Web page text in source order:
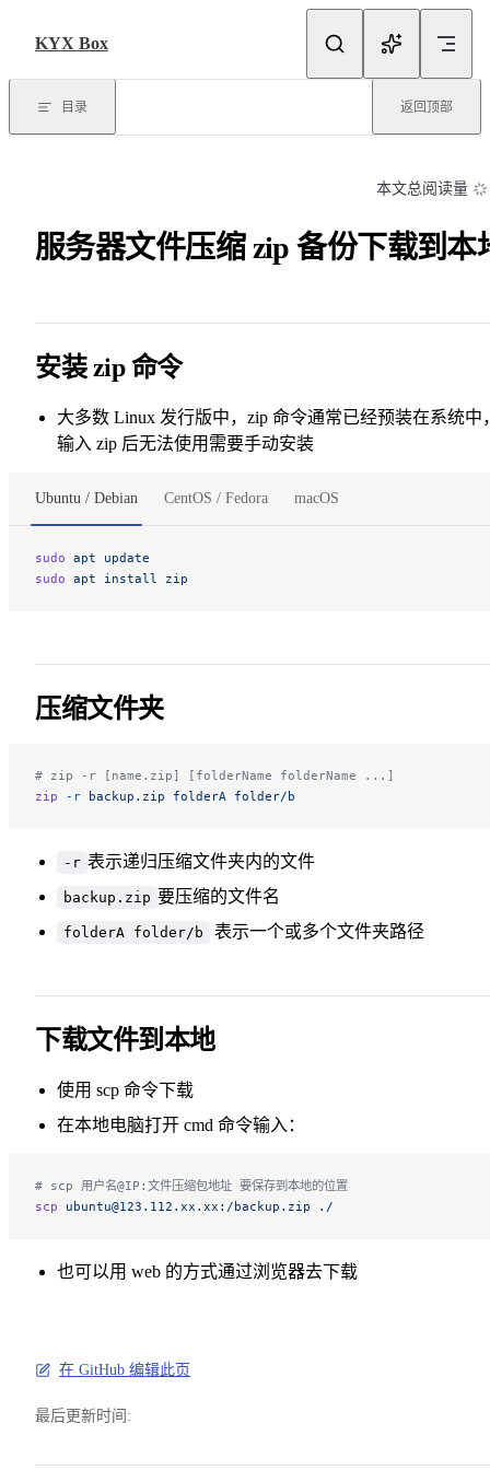
KYX Box
目录 返回顶部
本文总阅读量
服务器文件压缩 zip 备份下载到本
安装 zip 命令
大多数 Linux 发行版中，zip 命令通常已经预装在系统中
输入 zip 后无法使用需要手动安装
Ubuntu / Debian CentOS / Fedora macOS
sudo apt update
sudo apt install zip
压缩文件夹
# zip -r [name.zip] [folderName folderName ...]
zip -r backup.zip folderA folder/b
-r 表示递归压缩文件夹内的文件
backup.zip 要压缩的文件名
folderA folder/b 表示一个或多个文件夹路径
下载文件到本地
使用 scp 命令下载
在本地电脑打开 cmd 命令输入：
# scp 用户名@IP:文件压缩包地址 要保存到本地的位置
scp ubuntu@123.112.xx.xx:/backup.zip ./
也可以用 web 的方式通过浏览器去下载
在 GitHub 编辑此页
最后更新时间: